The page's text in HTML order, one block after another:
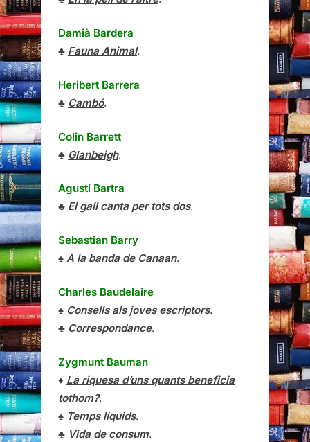
Damià Bardera
♣ Fauna Animal.
Heribert Barrera
♣ Cambó.
Colin Barrett
♣ Glanbeigh.
Agustí Bartra
♣ El gall canta per tots dos.
Sebastian Barry
♠ A la banda de Canaan.
Charles Baudelaire
♠ Consells als joves escriptors.
♣ Correspondance.
Zygmunt Bauman
♦ La riquesa d’uns quants beneficia
tothom?.
♠ Temps líquids.
♣ Vida de consum.